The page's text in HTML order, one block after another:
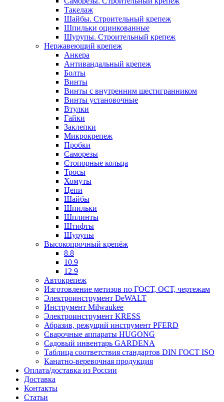
Такелаж
Шайбы. Строительный крепеж
Шпильки оцинкованные
Шурупы. Строительный крепеж
Нержавеющий крепеж
Анкера
Антивандальный крепеж
Болты
Винты
Винты с внутренним шестигранником
Винты установочные
Втулки
Гайки
Заклепки
Микрокрепеж
Пробки
Саморезы
Стопорные кольца
Тросы
Хомуты
Цепи
Шайбы
Шпильки
Шплинты
Штифты
Шурупы
Высокопрочный крепёж
8.8
10.9
12.9
Автокрепеж
Изготовление метизов по ГОСТ, ОСТ, чертежам
Электроинструмент DeWALT
Инструмент Milwaukee
Электроинструмент KRESS
Абразив, режущий инструмент PFERD
Сварочные аппараты HUGONG
Садовый инвентарь GARDENA
Таблица соответствия стандартов DIN ГОСТ ISO
Канатно-веревочная продукция
Оплата/доставка из России
Доставка
Контакты
Статьи